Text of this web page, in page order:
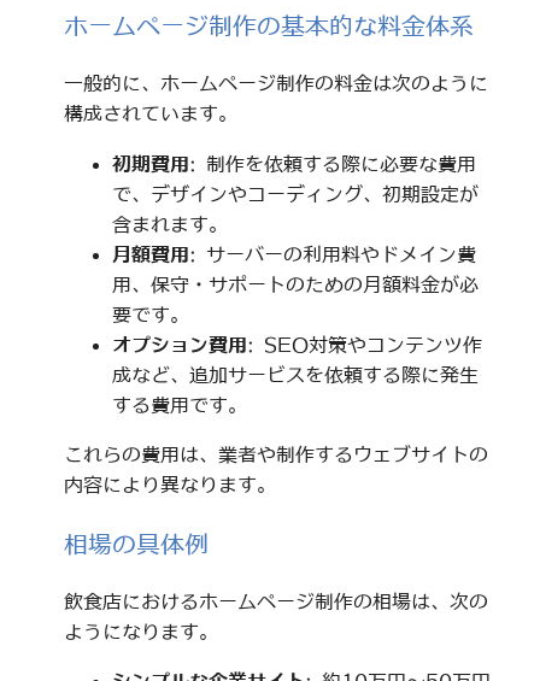
ホームページ制作の基本的な料金体系
一般的に、ホームページ制作の料金は次のように
構成されています。
初期費用: 制作を依頼する際に必要な費用
で、デザインやコーディング、初期設定が
含まれます。
月額費用: サーバーの利用料やドメイン費
用、保守・サポートのための月額料金が必
要です。
オプション費用: SEO対策やコンテンツ作
成など、追加サービスを依頼する際に発生
する費用です。
これらの費用は、業者や制作するウェブサイトの
内容により異なります。
相場の具体例
飲食店におけるホームページ制作の相場は、次の
ようになります。